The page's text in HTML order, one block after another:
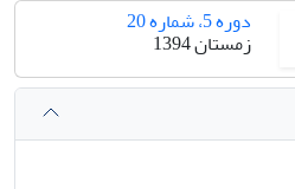
دوره 5، شماره 20
زمستان 1394